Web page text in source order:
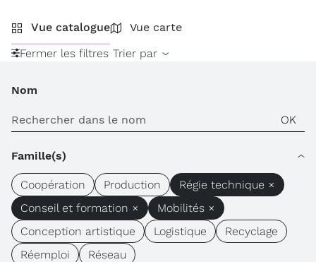
Vue catalogue
Vue carte
Fermer les filtres Trier par
Nom
Famille(s)
Coopération Production
Régie technique ×
Conseil et formation ×
Mobilités ×
Conception artistique
Logistique
Recyclage
Réemploi
Réseau